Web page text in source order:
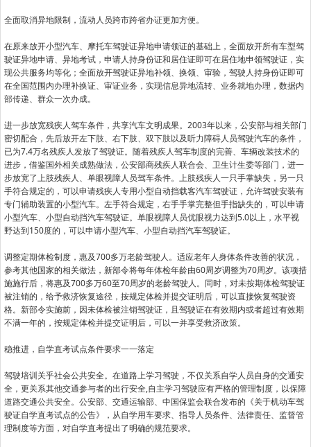
全面取消异地限制，流动人员跨市跨省办证更加方便。
在原来放开小型汽车、摩托车驾驶证异地申请领证的基础上，全面放开所有车型驾
驶证异地申请、异地考试，申请人持身份证和居住证即可在居住地申领驾驶证，实
现公共服务均等化；全面放开驾驶证异地补领、换领、审验，驾驶人持身份证即可
在全国范围内办理补换证、审证业务，实现信息异地流转、业务就地办理，数据内
部传递、群众一次办成。
进一步放宽残疾人驾车条件，共享汽车文明成果。2003年以来，公安部与相关部门
密切配合，先后放开左下肢、右下肢、双下肢以及听力障碍人员驾驶汽车的条件，
已为7.4万名残疾人发放了驾驶证。随着残疾人驾车制度的完善、车辆改装技术的
进步，借鉴国外相关成熟做法，公安部商残疾人联合会、卫生计生委等部门，进一
步放宽了上肢残疾人、单眼视障人员驾车条件。上肢残疾人一只手掌缺失，另一只
手符合规定的，可以申请残疾人专用小型自动挡载客汽车驾驶证，允许驾驶安装有
专门辅助装置的小型汽车。左手符合规定，右手手掌完整但手指缺失的，可以申请
小型汽车、小型自动挡汽车驾驶证。单眼视障人员优眼视力达到5.0以上，水平视
野达到150度的，可以申请小型汽车、小型自动挡汽车驾驶证。
调整定期体检制度，惠及700多万老龄驾驶人。适应老年人身体条件改善的状况，
参考其他国家的相关做法，新部令将每年体检年龄由60周岁调整为70周岁。该项措
施施行后，将惠及700多万60至70周岁的老龄驾驶人。同时，对未按期体检驾驶证
被注销的，给予救济恢复途径，按规定体检并提交证明后，可以直接恢复驾驶资
格。新部令实施前，因未体检被注销驾驶证，且驾驶证在有效期内或者超过有效期
不满一年的，按规定体检并提交证明后，可以一并享受救济政策。
稳推进，自学直考试点条件要求一一落定
驾驶培训关乎社会公共安全。在道路上学习驾驶，不仅关系自学人员自身的交通安
全，更关系其他交通参与者的出行安全,自主学习驾驶应有严格的管理制度，以保障
道路交通公共安全。公安部、交通运输部、中国保监会联合发布的《关于机动车驾
驶证自学直考试点的公告》，从自学用车要求、指导人员条件、法律责任、监督管
理制度等方面，对自学直考提出了明确的规范要求。